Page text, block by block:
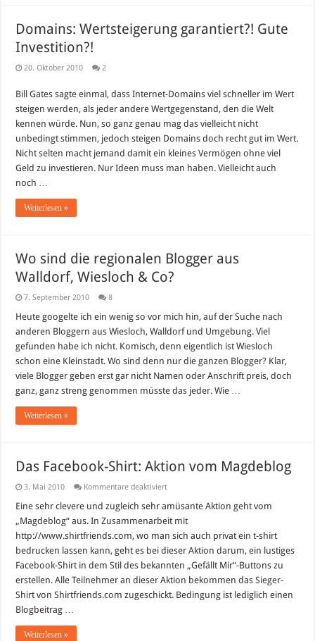
Domains: Wertsteigerung garantiert?! Gute
Investition?!
20. Oktober 2010 2
Bill Gates sagte einmal, dass Internet-Domains viel schneller im Wert
steigen werden, als jeder andere Wertgegenstand, den die Welt
kennen würde. Nun, so ganz genau mag das vielleicht nicht
unbedingt stimmen, jedoch steigen Domains doch recht gut im Wert.
Nicht selten macht jemand damit ein kleines Vermögen ohne viel
Geld zu investieren. Nur Ideen muss man haben. Vielleicht auch
noch …
Weiterlesen »
Wo sind die regionalen Blogger aus
Walldorf, Wiesloch & Co?
7. September 2010 8
Heute googelte ich ein wenig so vor mich hin, auf der Suche nach
anderen Bloggern aus Wiesloch, Walldorf und Umgebung. Viel
gefunden habe ich nicht. Komisch, denn eigentlich ist Wiesloch
schon eine Kleinstadt. Wo sind denn nur die ganzen Blogger? Klar,
viele Blogger geben erst gar nicht Namen oder Anschrift preis, doch
ganz, ganz streng genommen müsste das jeder. Wie …
Weiterlesen »
Das Facebook-Shirt: Aktion vom Magdeblog
3. Mai 2010 Kommentare deaktiviertfür
Facebook-
Aktion
vom
Magdeblog
Eine sehr clevere und zugleich sehr amüsante Aktion geht vom
„Magdeblog“ aus. In Zusammenarbeit mit
http://www.shirtfriends.com, wo man sich auch privat ein t-shirt
bedrucken lassen kann, geht es bei dieser Aktion darum, ein lustiges
Facebook-Shirt in dem Stil des bekannten „Gefällt Mir“-Buttons zu
erstellen. Alle Teilnehmer an dieser Aktion bekommen das Sieger-
Shirt von Shirtfriends.com zugeschickt. Bedingung ist lediglich einen
Blogbeitrag …
Weiterlesen »